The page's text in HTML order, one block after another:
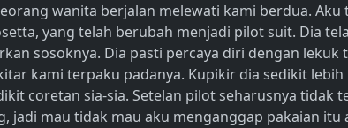
wanita berjalan melewati kami berdua.
yang telah berubah menjadi pilot suit. Dia
sosoknya. Dia pasti percaya diri dengan lekuk
kami terpaku padanya. Kupikir dia sedikit
coretan sia-sia. Setelan pilot seharusnya tidak
jadi mau tidak mau aku menganggap pakaian itu